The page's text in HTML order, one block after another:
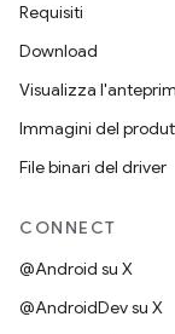
Requisiti
Download
Visualizza
Immagini del
File binari del driver
CONNECT
@Android su X
@AndroidDev su X